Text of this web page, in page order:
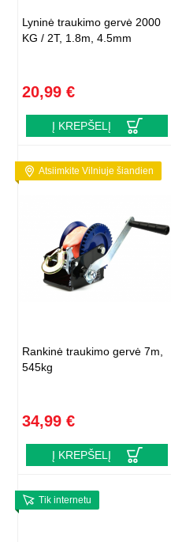
Lyninė traukimo gervė 2000
KG / 2T, 1.8m, 4.5mm
20,99 €
Į KREPŠELĮ
Atsiimkite Vilniuje šiandien
Rankinė traukimo gervė 7m,
545kg
34,99 €
Į KREPŠELĮ
Tik internetu